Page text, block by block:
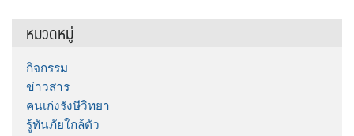
หมวดหมู่
กิจกรรม
ข่าวสาร
คนเก่งรังษีวิทยา
รู้ทันภัยใกล้ตัว